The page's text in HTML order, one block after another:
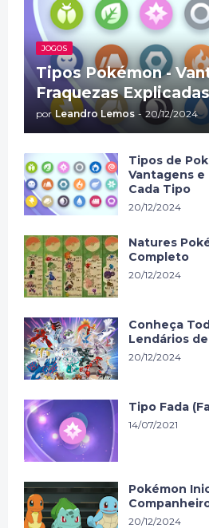
JOGOS
Tipos Pokémon -
Fraquezas Explicadas
por Leandro Lemos - 20/12/2024
Tipos de
Vantagens
Cada Tipo
20/12/2024
Natures
Completo
20/12/2024
Conheça
Lendários
20/12/2024
Tipo Fada
14/07/2021
Pokémon
20/12/2024